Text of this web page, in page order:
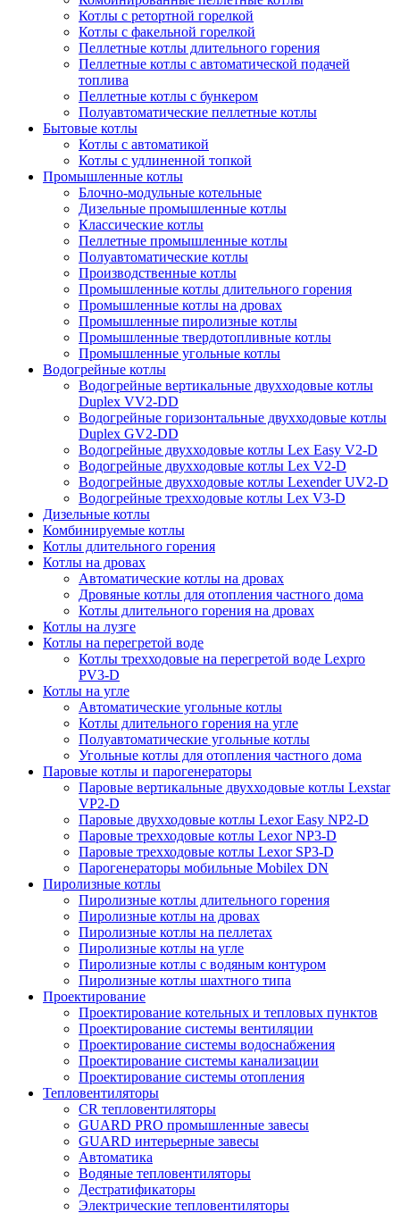
Котлы с ретортной горелкой
Котлы с факельной горелкой
Пеллетные котлы длительного горения
Пеллетные котлы с автоматической подачей
топлива
Пеллетные котлы с бункером
Полуавтоматические пеллетные котлы
Бытовые котлы
Котлы с автоматикой
Котлы с удлиненной топкой
Промышленные котлы
Блочно-модульные котельные
Дизельные промышленные котлы
Классические котлы
Пеллетные промышленные котлы
Полуавтоматические котлы
Производственные котлы
Промышленные котлы длительного горения
Промышленные котлы на дровах
Промышленные пиролизные котлы
Промышленные твердотопливные котлы
Промышленные угольные котлы
Водогрейные котлы
Водогрейные вертикальные двухходовые котлы
Duplex VV2-DD
Водогрейные горизонтальные двухходовые котлы
Duplex GV2-DD
Водогрейные двухходовые котлы Lex Easy V2-D
Водогрейные двухходовые котлы Lex V2-D
Водогрейные двухходовые котлы Lexender UV2-D
Водогрейные трехходовые котлы Lex V3-D
Дизельные котлы
Комбинируемые котлы
Котлы длительного горения
Котлы на дровах
Автоматические котлы на дровах
Дровяные котлы для отопления частного дома
Котлы длительного горения на дровах
Котлы на лузге
Котлы на перегретой воде
Котлы трехходовые на перегретой воде Lexpro
PV3-D
Котлы на угле
Автоматические угольные котлы
Котлы длительного горения на угле
Полуавтоматические угольные котлы
Угольные котлы для отопления частного дома
Паровые котлы и парогенераторы
Паровые вертикальные двухходовые котлы Lexstar
VP2-D
Паровые двухходовые котлы Lexor Easy NP2-D
Паровые трехходовые котлы Lexor NP3-D
Паровые трехходовые котлы Lexor SP3-D
Парогенераторы мобильные Mobilex DN
Пиролизные котлы
Пиролизные котлы длительного горения
Пиролизные котлы на дровах
Пиролизные котлы на пеллетах
Пиролизные котлы на угле
Пиролизные котлы с водяным контуром
Пиролизные котлы шахтного типа
Проектирование
Проектирование котельных и тепловых пунктов
Проектирование системы вентиляции
Проектирование системы водоснабжения
Проектирование системы канализации
Проектирование системы отопления
Тепловентиляторы
CR тепловентиляторы
GUARD PRO промышленные завесы
GUARD интерьерные завесы
Автоматика
Водяные тепловентиляторы
Дестратификаторы
Электрические тепловентиляторы